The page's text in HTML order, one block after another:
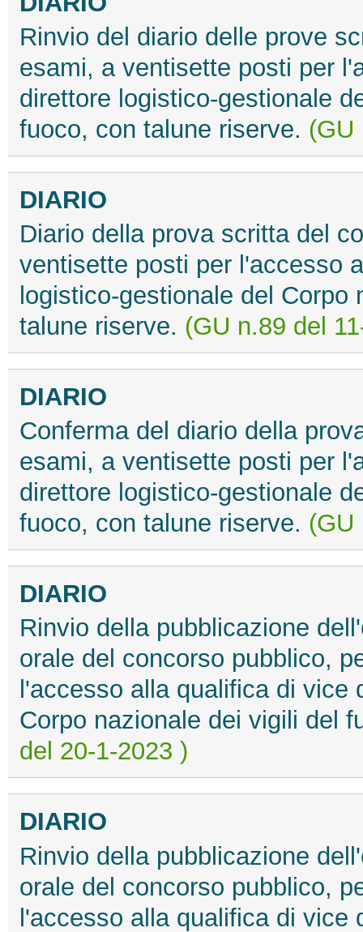
Rinvio del diario delle prove
esami, a ventisette posti per
direttore logistico-gestionale
fuoco, con talune riserve. (GU
DIARIO
Diario della prova scritta del
ventisette posti per l'accesso
logistico-gestionale del
talune riserve. (GU n.89 del
DIARIO
Conferma del diario della
esami, a ventisette posti per
direttore logistico-gestionale
fuoco, con talune riserve. (GU
DIARIO
Rinvio della pubblicazione
orale del concorso pubblico,
l'accesso alla qualifica di vice
Corpo nazionale dei vigili del
del 20-1-2023 )
DIARIO
Rinvio della pubblicazione
orale del concorso pubblico,
l'accesso alla qualifica di vice